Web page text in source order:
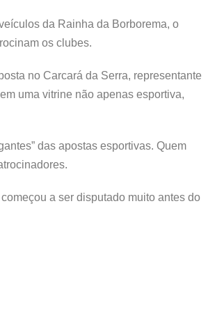
da Rainha da Borborema, o
os clubes.
no Carcará da Serra, representante
uma vitrine não apenas esportiva,
das apostas esportivas. Quem
a ser disputado muito antes do